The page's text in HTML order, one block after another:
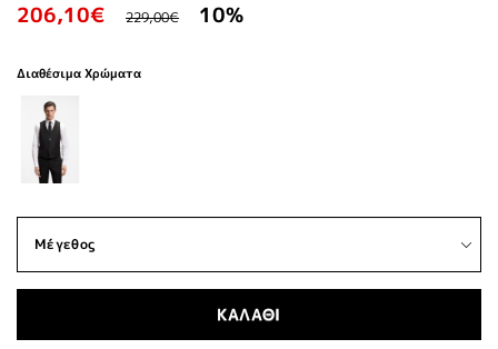
206,10€ 229,00€ 10%
Διαθέσιμα Χρώματα
ΚΑΛΑΘΙ